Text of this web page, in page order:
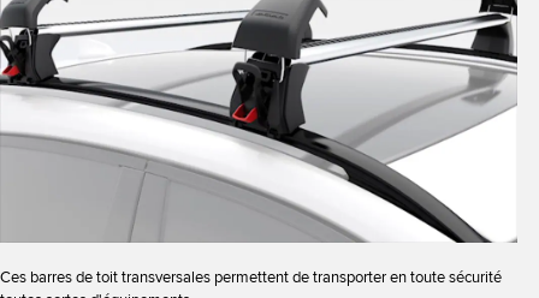
Ces barres de toit transversales permettent de transporter en toute sécurité